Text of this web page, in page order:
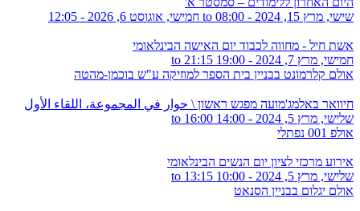
שישי, מרץ 15, 2024 - 08:00
חמישי, אוגוסט 6, 2026 - 12:05
אשת חיל - מחווה לכבוד יום האישה הבינלאומי
חמישי, מרץ 7, 2024 -
19:00
21:15
אולם קלרמונט בבניין בית הספר למוזיקה ע"ש בוכמן-מהטה
חיוואר באלמג'מועה מפגש ראשון \ حوار في المجموعة، اللقاء الأول
שלישי, מרץ 5, 2024 -
14:00
16:00
אולפ 001 נפתלי
אירוע מרכזי לציון יום הנשים הבינלאומי
שלישי, מרץ 5, 2024 -
10:00
13:15
אולם יגלום בבניין הסנאט